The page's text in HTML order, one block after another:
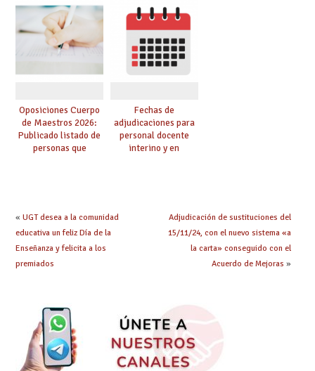
Cuerpo de Maestros
de especialidades
convocadas a
oposición
de manera
telemática, sin exigir
presencialidad en el
centro
Oposiciones Cuerpo
de Maestros 2026:
Publicado listado de
personas que
Fechas de
adjudicaciones para
personal docente
interino y en
« UGT desea a la comunidad
educativa un feliz Día de la
Enseñanza y felicita a los
premiados
Adjudicación de sustituciones del
15/11/24, con el nuevo sistema «a
la carta» conseguido con el
Acuerdo de Mejoras »